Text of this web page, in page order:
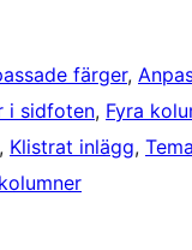
färger,
i sidfoten, Fyra
, Klistrat inlägg,